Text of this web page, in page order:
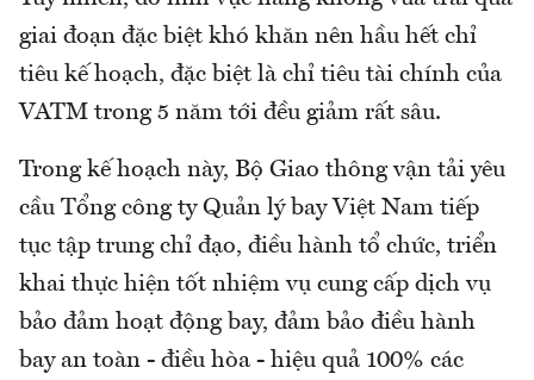
giai đoạn đặc biệt khó khăn nên hầu hết chỉ
tiêu kế hoạch, đặc biệt là chỉ tiêu tài chính của
VATM trong 5 năm tới đều giảm rất sâu.
Trong kế hoạch này, Bộ Giao thông vận tải yêu
cầu Tổng công ty Quản lý bay Việt Nam tiếp
tục tập trung chỉ đạo, điều hành tổ chức, triển
khai thực hiện tốt nhiệm vụ cung cấp dịch vụ
bảo đảm hoạt động bay, đảm bảo điều hành
bay an toàn - điều hòa - hiệu quả 100% các